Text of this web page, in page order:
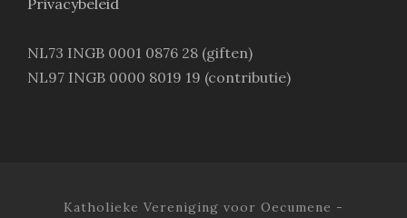
NL73 INGB 0001 0876 28 (giften)
NL97 INGB 0000 8019 19 (contributie)
Katholieke Vereniging voor Oecumene -